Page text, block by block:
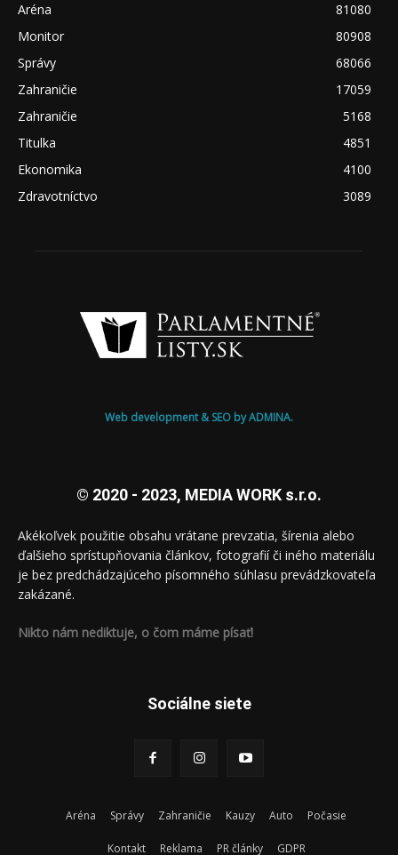
Aréna
81080
Monitor
80908
Správy
68066
Zahraničie
17059
Zahraničie
5168
Titulka
4851
Ekonomika
4100
Zdravotníctvo
3089
Web development & SEO by ADMINA.
© 2020 - 2023, MEDIA WORK s.r.o.
Akékoľvek použitie obsahu vrátane prevzatia, šírenia alebo
ďalšieho sprístupňovania článkov, fotografií či iného materiálu
je bez predchádzajúceho písomného súhlasu prevádzkovateľa
zakázané.
Nikto nám nediktuje, o čom máme písať!
Sociálne siete
Aréna Správy Zahraničie Kauzy Auto Počasie
Kontakt Reklama PR články GDPR